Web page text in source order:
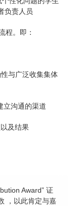
负责人员
程。即：
与广泛收集集体
立沟通的渠道
及结果
Award” 证
，以此肯定与嘉